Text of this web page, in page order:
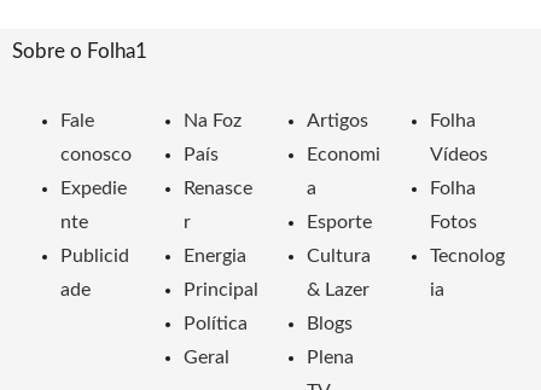
Sobre o Folha1
Fale
conosco
Expedie
nte
Publicid
ade
Na Foz
País
Renasce
r
Energia
Principal
Política
Geral
Artigos
Economi
a
Esporte
Cultura
& Lazer
Blogs
Plena
Folha
Vídeos
Folha
Fotos
Tecnolog
ia